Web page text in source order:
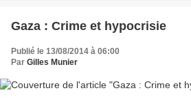
Gaza : Crime et hypocrisie
Publié le 13/08/2014 à 06:00
Par Gilles Munier